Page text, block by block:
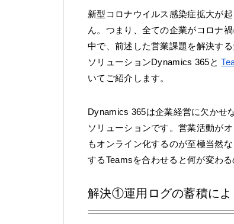
新型コロナウイルス感染症拡大が
ん。つまり、全ての企業がコロナ
中で、前述した営業課題を解決す
ソリューションDynamics 365と
いてご紹介します。
Dynamics 365は企業経営に欠かせ
ソリューションです。営業活動が
もオンライン化するのが至極当然
するTeamsを合わせると何が変わる
解決①運用ログの蓄積に